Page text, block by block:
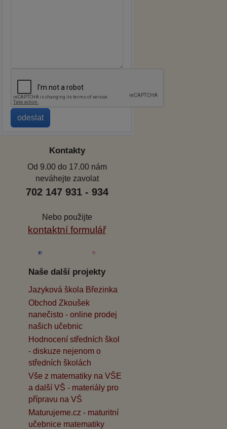
Kontakty
Od 9.00 do 17.00 nám
neváhejte zavolat
702 147 931 - 934
Nebo použijte
kontaktní formulář
Naše další projekty
Jazyková škola Březinka
Obchod Zkoušek
nanečisto - online prodej
našich učebnic
Hodnocení středních škol
- diskuze nejenom o
středních školách
Vše z matematiky na VŠE
a další VŠ - materiály pro
přípravu na VŠ
Maturujeme.cz - maturitní
učebnice matematiky